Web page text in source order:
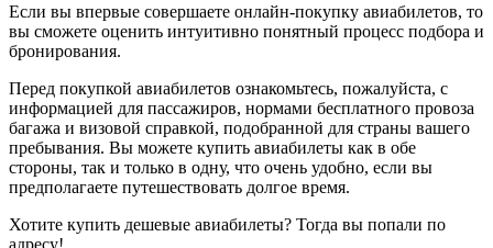
Если вы впервые совершаете онлайн-покупку авиабилетов, то
вы сможете оценить интуитивно понятный процесс подбора и
бронирования.
Перед покупкой авиабилетов ознакомьтесь, пожалуйста, с
информацией для пассажиров, нормами бесплатного провоза
багажа и визовой справкой, подобранной для страны вашего
пребывания. Вы можете купить авиабилеты как в обе
стороны, так и только в одну, что очень удобно, если вы
предполагаете путешествовать долгое время.
Хотите купить дешевые авиабилеты? Тогда вы попали по
адресу!